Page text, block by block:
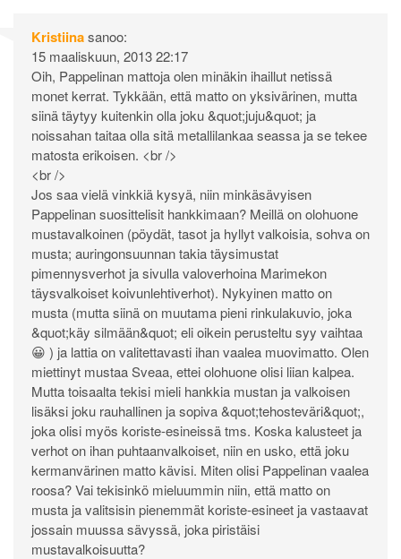
Kristiinasanoo:
15 maaliskuun, 2013 22:17
Oih, Pappelinan mattoja olen minäkin ihaillut netissä
monet kerrat. Tykkään, että matto on yksivärinen, mutta
siinä täytyy kuitenkin olla joku &quot;juju&quot; ja
noissahan taitaa olla sitä metallilankaa seassa ja se tekee
matosta erikoisen. <br />
<br />
Jos saa vielä vinkkiä kysyä, niin minkäsävyisen
Pappelinan suosittelisit hankkimaan? Meillä on olohuone
mustavalkoinen (pöydät, tasot ja hyllyt valkoisia, sohva on
musta; auringonsuunnan takia täysimustat
pimennysverhot ja sivulla valoverhoina Marimekon
täysvalkoiset koivunlehtiverhot). Nykyinen matto on
musta (mutta siinä on muutama pieni rinkulakuvio, joka
&quot;käy silmään&quot; eli oikein perusteltu syy vaihtaa
😀 ) ja lattia on valitettavasti ihan vaalea muovimatto. Olen
miettinyt mustaa Sveaa, ettei olohuone olisi liian kalpea.
Mutta toisaalta tekisi mieli hankkia mustan ja valkoisen
lisäksi joku rauhallinen ja sopiva &quot;tehosteväri&quot;,
joka olisi myös koriste-esineissä tms. Koska kalusteet ja
verhot on ihan puhtaanvalkoiset, niin en usko, että joku
kermanvärinen matto kävisi. Miten olisi Pappelinan vaalea
roosa? Vai tekisinkö mieluummin niin, että matto on
musta ja valitsisin pienemmät koriste-esineet ja vastaavat
jossain muussa sävyssä, joka piristäisi
mustavalkoisuutta?